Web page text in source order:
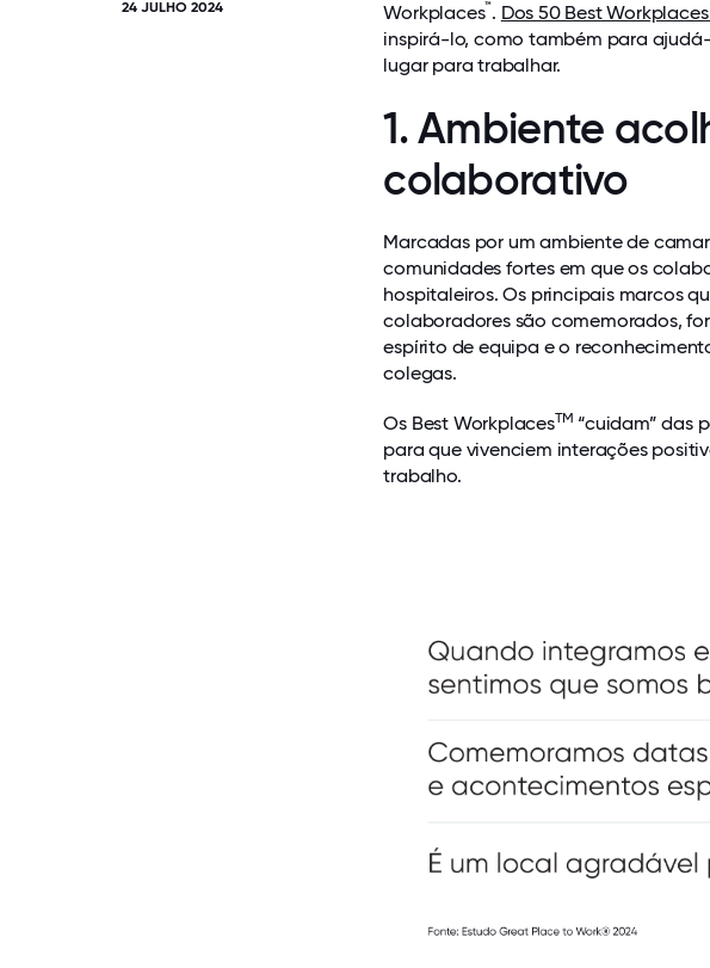
24 JULHO 2024
Workplaces™. Dos 50 Best
inspirá-lo, como também para
lugar para trabalhar.
1. Ambiente
colaborativo
Marcadas por um ambiente de
comunidades fortes em que os
hospitaleiros. Os principais marcos
colaboradores são comemorados,
espírito de equipa e o
colegas.
Os Best WorkplacesTM “cuidam” das
para que vivenciem interações
trabalho.